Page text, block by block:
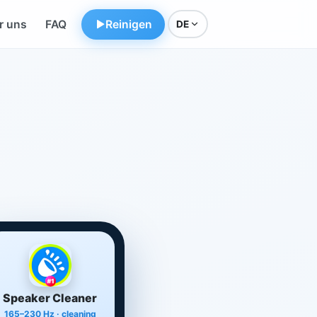
uns FAQ Reinigen DE
Speaker Cleaner
165–230 Hz · cleaning